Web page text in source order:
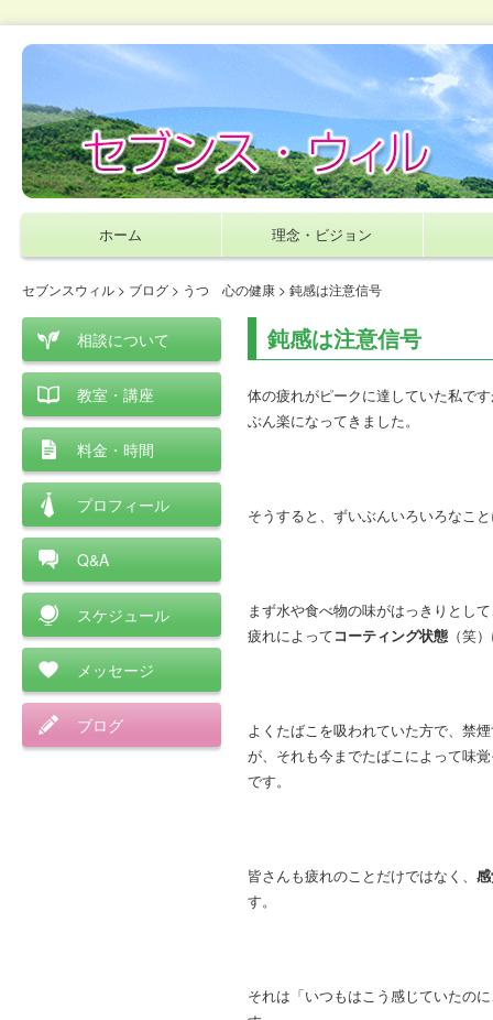
ホーム 理念・ビジョン
セブンスウィル > ブログ > うつ 心の健康 > 鈍感は注意信号
鈍感は注意信号
体の疲れがピークに達していた私で
ぶん楽になってきました。
そうすると、ずいぶんいろいろなこ
まず水や食べ物の味がはっきりとし
疲れによってコーティング状態 （笑
よくたばこを吸われていた方で、禁
が、それも今までたばこによって味
です。
皆さんも疲れのことだけではなく、
す。
それは「いつもはこう感じていたの
相談について
教室・講座
料金・時間
プロフィール
Q&A
スケジュール
メッセージ
ブログ